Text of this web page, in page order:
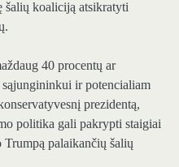
šalių koaliciją atsikratyti
40 procentų ar
ir potencialiam
prezidentą,
politika gali pakrypti staigiai
palaikančių šalių